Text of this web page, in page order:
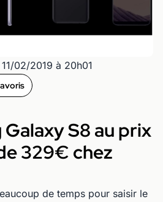
02/2019 à 20h01
Galaxy S8 au prix
329€ chez
de temps pour saisir le